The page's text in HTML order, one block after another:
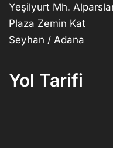
Yeşilyurt Mh.
Plaza Zemin Kat
Seyhan / Adana
Yol Tarifi